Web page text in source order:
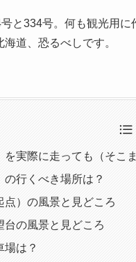
と334号。何も観光用
道、恐るべしです。
を実際に走っても（そこ
の行くべき場所は？
点）の風景と見どころ
台の風景と見どころ
場は？